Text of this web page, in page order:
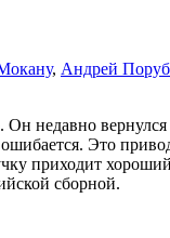
, Андрей
Он недавно
Это
приходит
сборной.